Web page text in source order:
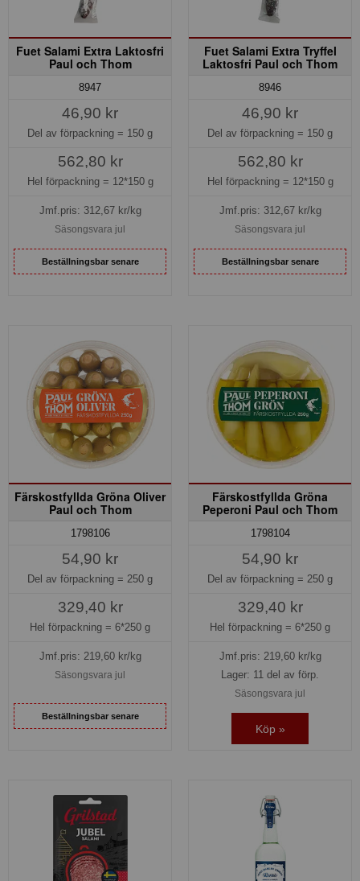
Fuet Salami Extra Laktosfri
Paul och Thom
8947
46,90 kr
Del av förpackning = 150 g
562,80 kr
Hel förpackning = 12*150 g
Jmf.pris: 312,67kr/kg
Säsongsvara jul
Beställningsbar senare
Fuet Salami Extra Tryffel
Laktosfri Paul och Thom
8946
46,90 kr
Del av förpackning = 150 g
562,80 kr
Hel förpackning = 12*150 g
Jmf.pris: 312,67kr/kg
Säsongsvara jul
Beställningsbar senare
Färskostfyllda Gröna Oliver
Paul och Thom
1798106
54,90 kr
Del av förpackning = 250 g
329,40 kr
Hel förpackning = 6*250 g
Jmf.pris: 219,60kr/kg
Säsongsvara jul
Beställningsbar senare
Färskostfyllda Gröna
Peperoni Paul och Thom
1798104
54,90 kr
Del av förpackning = 250 g
329,40 kr
Hel förpackning = 6*250 g
Jmf.pris: 219,60kr/kg
Lager: 11 del av förp.
Säsongsvara jul
Köp »